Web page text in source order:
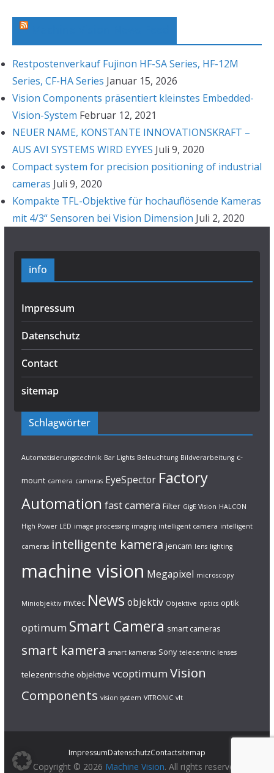
Restpostenverkauf Fujinon HF-SA Series, HF-12M
Series, CF-HA Series Januar 15, 2026
Vision Components präsentiert kleinstes Embedded-
Vision-System Februar 12, 2021
NEUER NAME, KONSTANTE INNOVATIONSKRAFT –
AUS AVI SYSTEMS WIRD EYYES Juli 9, 2020
Compact system for precision positioning of industrial
cameras Juli 9, 2020
Kompakte TFL-Objektive für hochauflösende Kameras
mit 4/3“ Sensoren bei Vision Dimension Juli 2, 2020
info
Impressum
Datenschutz
Contact
sitemap
Schlagwörter
Automatisierungstechnik Bar Lights Beleuchtung Bildverarbeitung c-
mount camera cameras EyeSpector Factory
Automation fast camera Filter GigE Vision HALCON
High Power LED image processing imaging intelligent camera intelligent
cameras intelligente kamera jencam lens lighting
machine vision Megapixel microscopy
Miniobjektiv mvtec News objektiv Objektive optics optik
optimum Smart Camera smart cameras
smart kamera smart kameras Sony telecentric lenses
telezentrische objektive vcoptimum Vision
Components vision system VITRONIC vlt
ImpressumDatenschutzContactsitemap
Copyright © 2026 Machine Vision. All rights reserved.